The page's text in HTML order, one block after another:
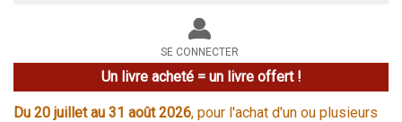
le
site
SE CONNECTER
Un livre acheté = un livre offert !
Du 20 juillet au 31 août 2026, pour l'achat d'un ou plusieurs